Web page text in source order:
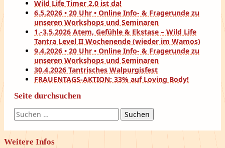
Wild Life Timer 2.0 ist da!
6.5.2026 • 20 Uhr • Online Info- & Fragerunde zu
unseren Workshops und Seminaren
1.-3.5.2026 Atem, Gefühle & Ekstase – Wild Life
Tantra Level II Wochenende (wieder im Wamos)
9.4.2026 • 20 Uhr • Online Info- & Fragerunde zu
unseren Workshops und Seminaren
30.4.2026 Tantrisches Walpurgisfest
FRAUENTAGS-AKTION: 33% auf Loving Body!
Seite durchsuchen
Suchen
nach:
Weitere Infos